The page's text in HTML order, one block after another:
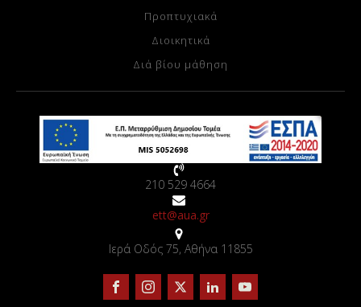
Προπτυχιακά
Διοικητικά
Διά βίου μάθηση
210 529 4664
ett@aua.gr
Ιερά Οδός 75, Αθήνα 11855